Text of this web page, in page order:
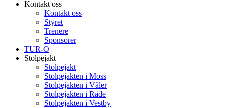
Kontakt oss
Kontakt oss
Styret
Trenere
Sponsorer
TUR-O
Stolpejakt
Stolpejakt
Stolpejakten i Moss
Stolpejakten i Våler
Stolpejakten i Råde
Stolpejakten i Vestby